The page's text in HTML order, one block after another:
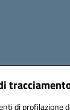
di profilazione